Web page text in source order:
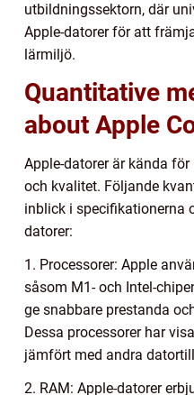
utbildningssektorn, där
Apple-datorer för att
lärmiljö.
Quantitative
about Apple
Apple-datorer är kända
och kvalitet. Följande
inblick i specifikationerna
datorer:
1. Processorer: Apple
såsom M1- och Intel-
ge snabbare prestanda
Dessa processorer har
jämfört med andra
2. RAM: Apple-datorer